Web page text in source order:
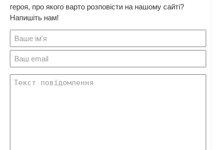
героя, про якого варто розповісти на нашому сайті?
Напишіть нам!